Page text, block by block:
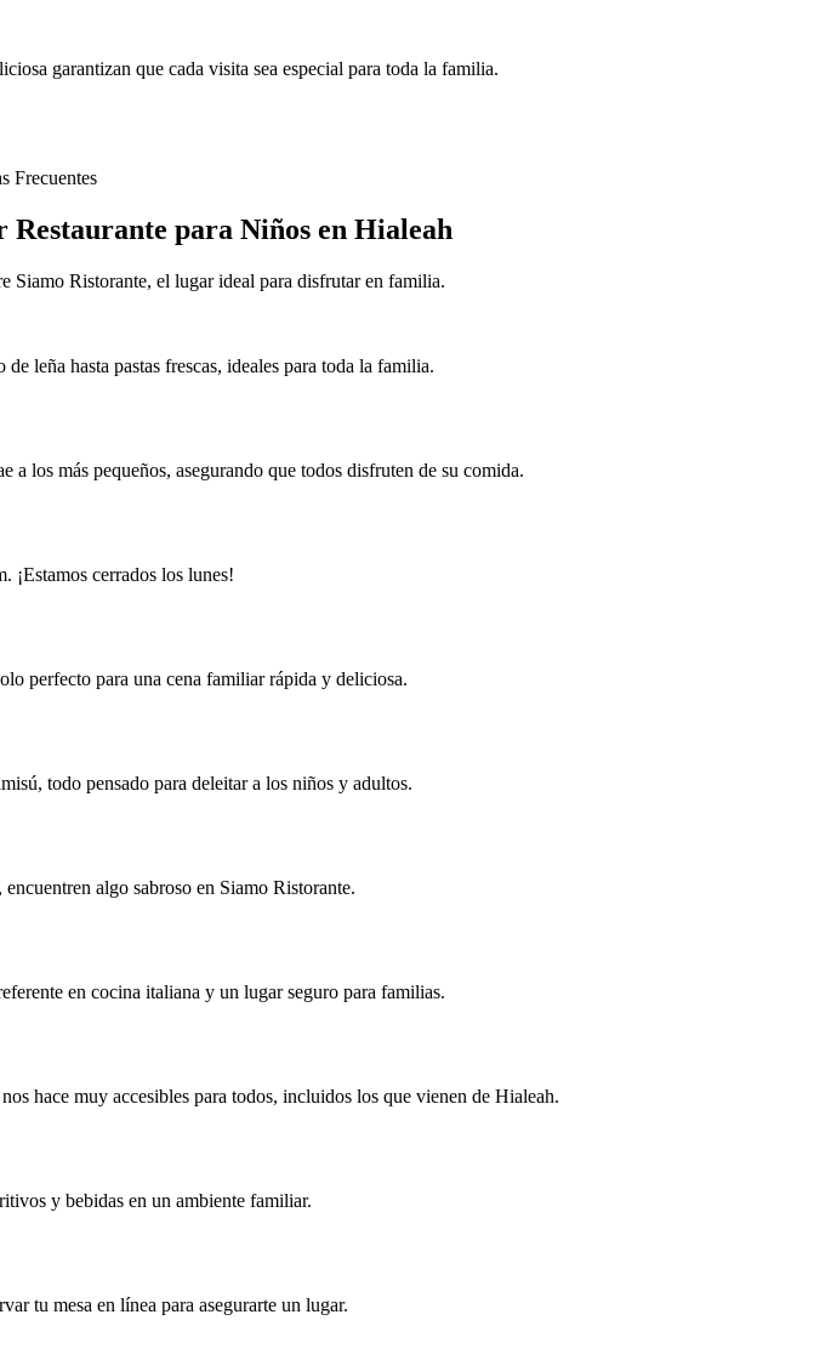
garantizan que cada visita sea especial para toda la familia.
Frecuentes
Restaurante para Niños en Hialeah
Siamo Ristorante, el lugar ideal para disfrutar en familia.
leña hasta pastas frescas, ideales para toda la familia.
los más pequeños, asegurando que todos disfruten de su comida.
¡Estamos cerrados los lunes!
perfecto para una cena familiar rápida y deliciosa.
todo pensado para deleitar a los niños y adultos.
algo sabroso en Siamo Ristorante.
en cocina italiana y un lugar seguro para familias.
hace muy accesibles para todos, incluidos los que vienen de Hialeah.
y bebidas en un ambiente familiar.
tu mesa en línea para asegurarte un lugar.